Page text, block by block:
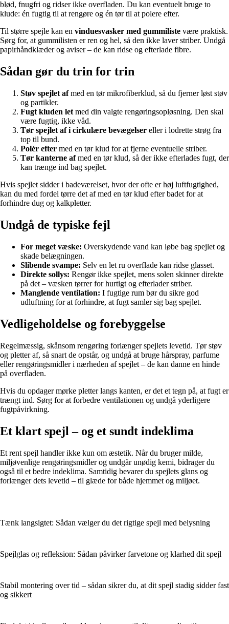
blød, fnugfri og ridser ikke overfladen. Du kan eventuelt bruge to
klude: én fugtig til at rengøre og én tør til at polere efter.
Til større spejle kan en vinduesvasker med gummiliste være praktisk.
Sørg for, at gummilisten er ren og hel, så den ikke laver striber. Undgå
papirhåndklæder og aviser – de kan ridse og efterlade fibre.
Sådan gør du trin for trin
Støv spejlet afmed en tør mikrofiberklud, så du fjerner løst støv
og partikler.
Fugt kluden let med din valgte rengøringsopløsning. Den skal
være fugtig, ikke våd.
Tør spejlet af i cirkulære bevægelser eller i lodrette strøg fra
top til bund.
Polér efter med en tør klud for at fjerne eventuelle striber.
Tør kanterne afmed en tør klud, så der ikke efterlades fugt, der
kan trænge ind bag spejlet.
Hvis spejlet sidder i badeværelset, hvor der ofte er høj luftfugtighed,
kan du med fordel tørre det af med en tør klud efter badet for at
forhindre dug og kalkpletter.
Undgå de typiske fejl
For meget væske: Overskydende vand kan løbe bag spejlet og
skade belægningen.
Slibende svampe: Selv en let ru overflade kan ridse glasset.
Direkte sollys: Rengør ikke spejlet, mens solen skinner direkte
på det – væsken tørrer for hurtigt og efterlader striber.
Manglende ventilation: I fugtige rum bør du sikre god
udluftning for at forhindre, at fugt samler sig bag spejlet.
Vedligeholdelse og forebyggelse
Regelmæssig, skånsom rengøring forlænger spejlets levetid. Tør støv
og pletter af, så snart de opstår, og undgå at bruge hårspray, parfume
eller rengøringsmidler i nærheden af spejlet – de kan danne en hinde
på overfladen.
Hvis du opdager mørke pletter langs kanten, er det et tegn på, at fugt er
trængt ind. Sørg for at forbedre ventilationen og undgå yderligere
fugtpåvirkning.
Et klart spejl – og et sundt indeklima
Et rent spejl handler ikke kun om æstetik. Når du bruger milde,
miljøvenlige rengøringsmidler og undgår unødig kemi, bidrager du
også til et bedre indeklima. Samtidig bevarer du spejlets glans og
forlænger dets levetid – til glæde for både hjemmet og miljøet.
Tænk langsigtet: Sådan vælger du det rigtige spejl med belysning
Spejlglas og refleksion: Sådan påvirker farvetone og klarhed dit spejl
Stabil montering over tid – sådan sikrer du, at dit spejl stadig sidder fast
og sikkert